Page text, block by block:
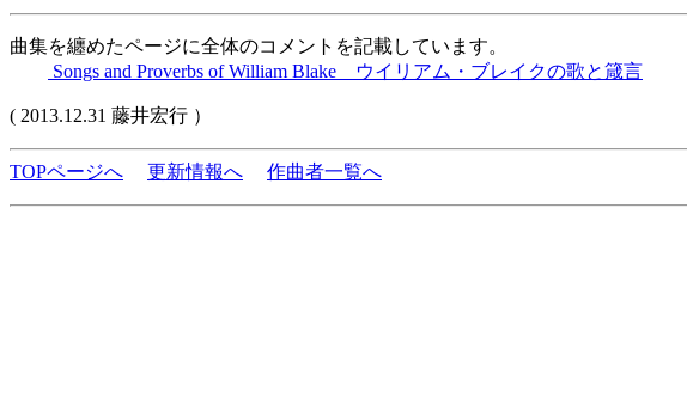
曲集を纏めたページに全体のコメントを記載しています。
Songs and Proverbs of William Blake ウイリアム・ブレイクの歌と箴言
( 2013.12.31 藤井宏行 ）
TOPページへ 更新情報へ 作曲者一覧へ